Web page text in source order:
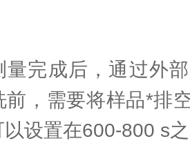
量完成后，通过外
前，需要将样品*排
设置在600-800 s